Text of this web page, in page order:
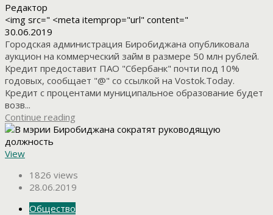
Редактор
<img src=" <meta itemprop="url" content="
30.06.2019
Городская администрация Биробиджана опубликовала
аукцион на коммерческий займ в размере 50 млн рублей.
Кредит предоставит ПАО "Сбербанк" почти под 10%
годовых, сообщает "@" со ссылкой на Vostok.Today.
Кредит с процентами муниципальное образование будет
возв...
Continue reading
View
1826 views
28.06.2019
Общество